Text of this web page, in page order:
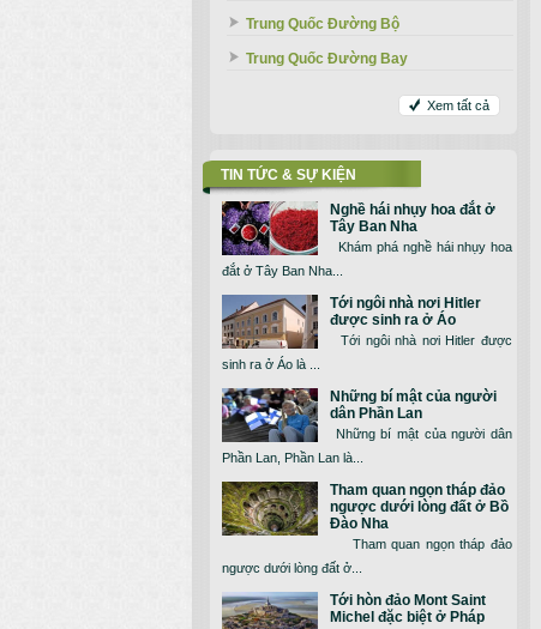
Trung Quốc Đường Bộ
Trung Quốc Đường Bay
Xem tất cả
TIN TỨC & SỰ KIỆN
Nghề hái nhụy hoa đắt ở
Tây Ban Nha
Khám phá nghề hái nhụy hoa
đắt ở Tây Ban Nha...
Tới ngôi nhà nơi Hitler
được sinh ra ở Áo
Tới ngôi nhà nơi Hitler được
sinh ra ở Áo là ...
Những bí mật của người
dân Phần Lan
Những bí mật của người dân
Phần Lan, Phần Lan là...
Tham quan ngọn tháp đảo
ngược dưới lòng đất ở Bồ
Đào Nha
Tham quan ngọn tháp đảo
ngược dưới lòng đất ở...
Tới hòn đảo Mont Saint
Michel đặc biệt ở Pháp